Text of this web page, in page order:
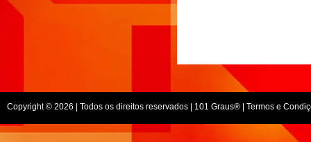
Copyright © 2026 | Todos os direitos reservados | 101 Graus® | Termos e